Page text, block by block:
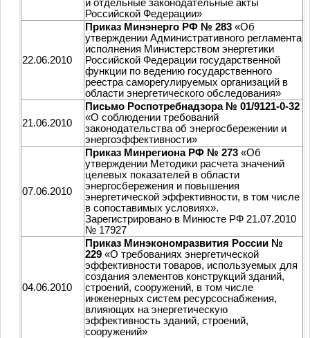
и отдельные законодательные акты
Российской Федерации»
22.06.2010
Приказ Минэнерго РФ № 283 «Об
утверждении Административного регламента
исполнения Министерством энергетики
Российской Федерации государственной
функции по ведению государственного
реестра саморегулируемых организаций в
области энергетического обследования»
21.06.2010
Письмо Роспотребнадзора № 01/9121-0-32
«О соблюдении требований
законодательства об энергосбережении и
энергоэффективности»
07.06.2010
Приказ Минрегиона РФ № 273 «Об
утверждении Методики расчета значений
целевых показателей в области
энергосбережения и повышения
энергетической эффективности, в том числе
в сопоставимых условиях».
Зарегистрировано в Минюсте РФ 21.07.2010
№ 17927
04.06.2010
Приказ Минэкономразвития России №
229 «О требованиях энергетической
эффективности товаров, используемых для
создания элементов конструкций зданий,
строений, сооружений, в том числе
инженерных систем ресурсоснабжения,
влияющих на энергетическую
эффективность зданий, строений,
сооружений»